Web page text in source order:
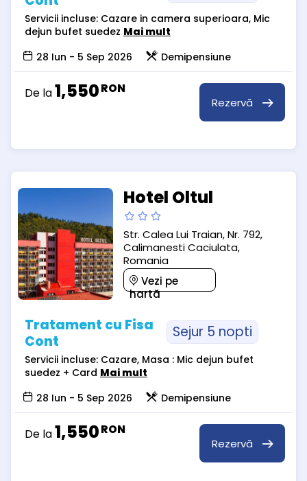
Servicii incluse: Cazare in camera superioara, Mic
dejun bufet suedez Mai mult
28 Iun - 5 Sep 2026
Demipensiune
De la1,550RON
Rezervă
Hotel Oltul
Str. Calea Lui Traian, Nr. 792,
Calimanesti Caciulata,
Romania
Vezi pe
hartă
Tratament cu Fisa
Cont
Sejur 5 nopti
Servicii incluse: Cazare, Masa : Mic dejun bufet
suedez + Card Mai mult
28 Iun - 5 Sep 2026
Demipensiune
De la1,550RON
Rezervă